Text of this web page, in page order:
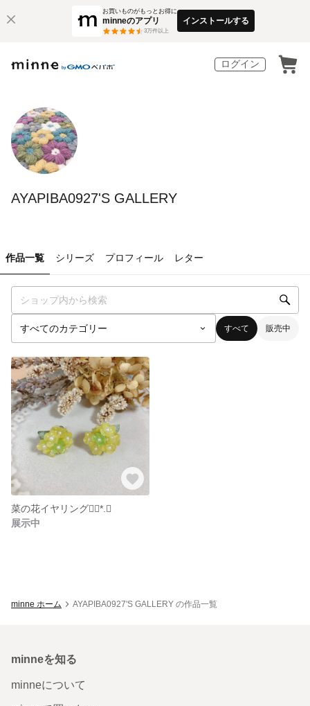
お買いものがもっとお得に
minneのアプリ
3万件以上
インストールする
ログイン
AYAPIBA0927'S GALLERY
作品一覧 シリーズ プロフィール レター
すべて 販売中
菜の花イヤリング❁⃘*.ﾟ
展示中
minne ホーム AYAPIBA0927'S GALLERY の作品一覧
minneを知る
minneについて